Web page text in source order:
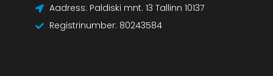
Aadress: Paldiski mnt. 13 Tallinn 10137
Registrinumber: 80243584